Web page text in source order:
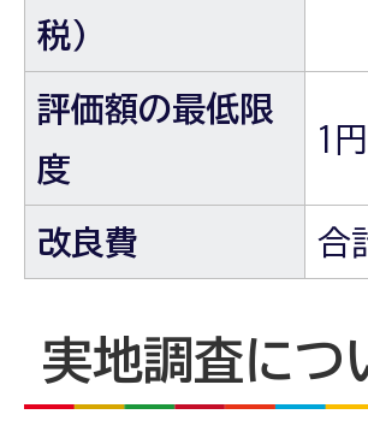
税）
評価額の最低限
度
1
改良費 合
実地調査につ